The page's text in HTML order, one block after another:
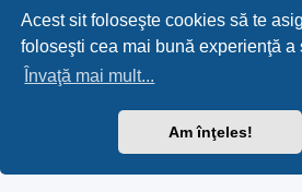
Acest sit foloseşte cookies să te
foloseşti cea mai bună experienţă a
Învaţă mai mult...
Am înţeles!
InterLAN Internet Exchange Subiecte de
® Forum Software
Translation/Traducere: